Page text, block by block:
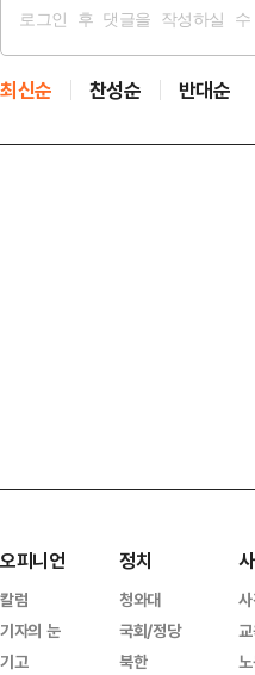
최신순 찬성순 반대순
오피니언
칼럼
기자의 눈
기고
정치
청와대
국회/정당
북한